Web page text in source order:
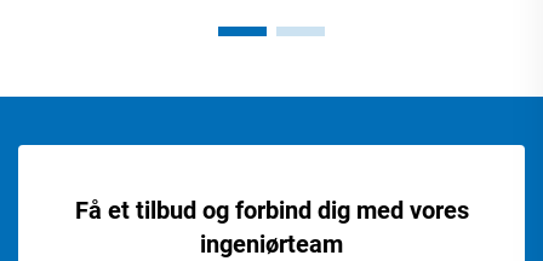
Få et tilbud og forbind dig med vores
ingeniørteam